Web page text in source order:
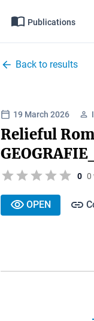
Publications
Back to results
19 March 2026
Relieful
0 0
OPEN